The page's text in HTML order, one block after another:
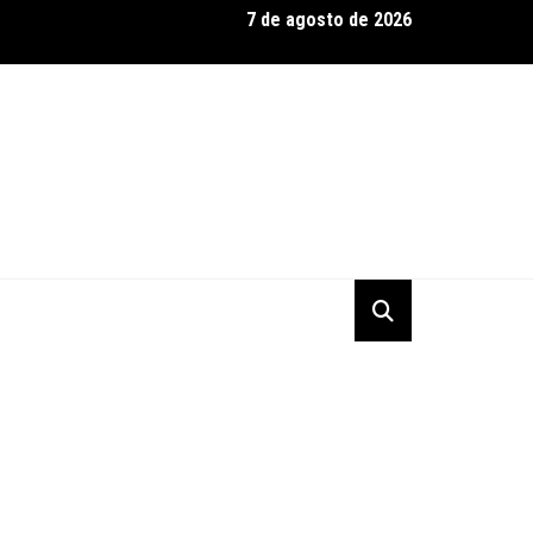
domina qualificação e garante dobradinha em Road America
7 de agosto de 2026